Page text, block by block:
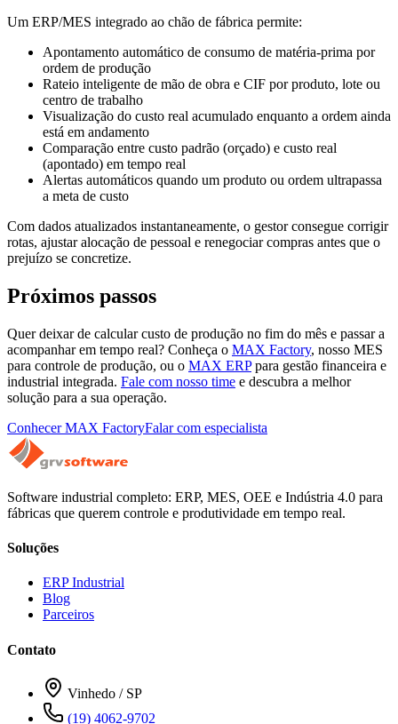
Um ERP/MES integrado ao chão de fábrica permite:
Apontamento automático de consumo de matéria-prima por
ordem de produção
Rateio inteligente de mão de obra e CIF por produto, lote ou
centro de trabalho
Visualização do custo real acumulado enquanto a ordem ainda
está em andamento
Comparação entre custo padrão (orçado) e custo real
(apontado) em tempo real
Alertas automáticos quando um produto ou ordem ultrapassa
a meta de custo
Com dados atualizados instantaneamente, o gestor consegue corrigir
rotas, ajustar alocação de pessoal e renegociar compras antes que o
prejuízo se concretize.
Próximos passos
Quer deixar de calcular custo de produção no fim do mês e passar a
acompanhar em tempo real? Conheça o MAX Factory, nosso MES
para controle de produção, ou o MAX ERP para gestão financeira e
industrial integrada. Fale com nosso time e descubra a melhor
solução para a sua operação.
Conhecer MAX FactoryFalar com especialista
Software industrial completo: ERP, MES, OEE e Indústria 4.0 para
fábricas que querem controle e produtividade em tempo real.
Soluções
ERP Industrial
Blog
Parceiros
Contato
Vinhedo / SP
(19) 4062-9702